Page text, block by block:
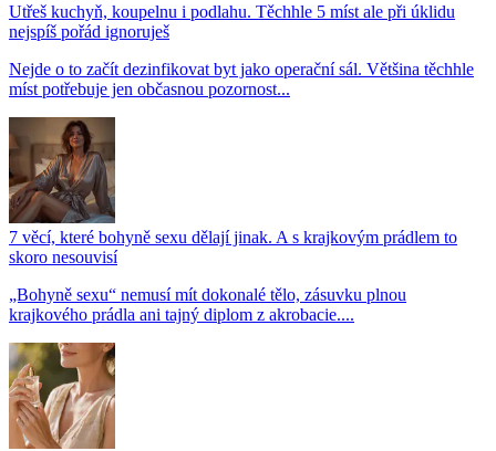
Utřeš kuchyň, koupelnu i podlahu. Těchhle 5 míst ale při úklidu
nejspíš pořád ignoruješ
Nejde o to začít dezinfikovat byt jako operační sál. Většina těchhle
míst potřebuje jen občasnou pozornost...
7 věcí, které bohyně sexu dělají jinak. A s krajkovým prádlem to
skoro nesouvisí
„Bohyně sexu“ nemusí mít dokonalé tělo, zásuvku plnou
krajkového prádla ani tajný diplom z akrobacie....